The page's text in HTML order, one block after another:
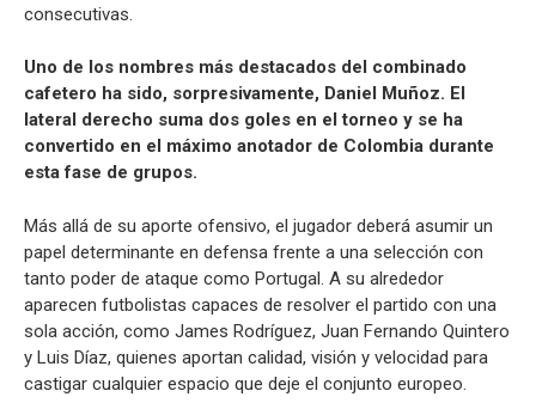
consecutivas.
Uno de los nombres más destacados del combinado
cafetero ha sido, sorpresivamente, Daniel Muñoz. El
lateral derecho suma dos goles en el torneo y se ha
convertido en el máximo anotador de Colombia durante
esta fase de grupos.
Más allá de su aporte ofensivo, el jugador deberá asumir un
papel determinante en defensa frente a una selección con
tanto poder de ataque como Portugal. A su alrededor
aparecen futbolistas capaces de resolver el partido con una
sola acción, como James Rodríguez, Juan Fernando Quintero
y Luis Díaz, quienes aportan calidad, visión y velocidad para
castigar cualquier espacio que deje el conjunto europeo.